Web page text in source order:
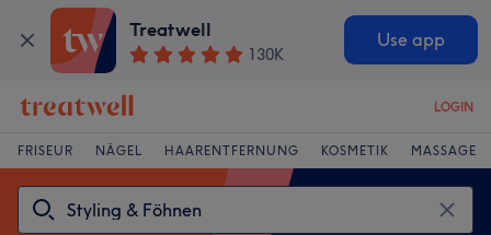
Treatwell
130K
Use app
LOGIN
FRISEUR NÄGEL HAARENTFERNUNG KOSMETIK MASSAGE